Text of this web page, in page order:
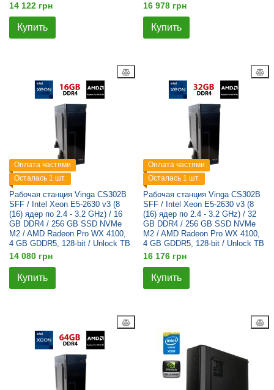
14 122 грн
Купить
16 978 грн
Купить
Оплата частями
Осталась 1 шт.
Рабочая станция Vinga CS302B
SFF / Intel Xeon E5-2630 v3 (8
(16) ядер по 2.4 - 3.2 GHz) / 16
GB DDR4 / 256 GB SSD NVMe
M2 / AMD Radeon Pro WX 4100,
4 GB GDDR5, 128-bit / Unlock TB
14 080 грн
Купить
Оплата частями
Осталась 1 шт.
Рабочая станция Vinga CS302B
SFF / Intel Xeon E5-2630 v3 (8
(16) ядер по 2.4 - 3.2 GHz) / 32
GB DDR4 / 256 GB SSD NVMe
M2 / AMD Radeon Pro WX 4100,
4 GB GDDR5, 128-bit / Unlock TB
16 176 грн
Купить